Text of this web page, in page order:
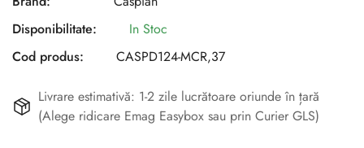
Disponibilitate:
In Stoc
Cod produs:
CASPD124-MCR,37
Livrare estimativă: 1-2 zile lucrătoare oriunde în țară
(Alege ridicare Emag Easybox sau prin Curier GLS)